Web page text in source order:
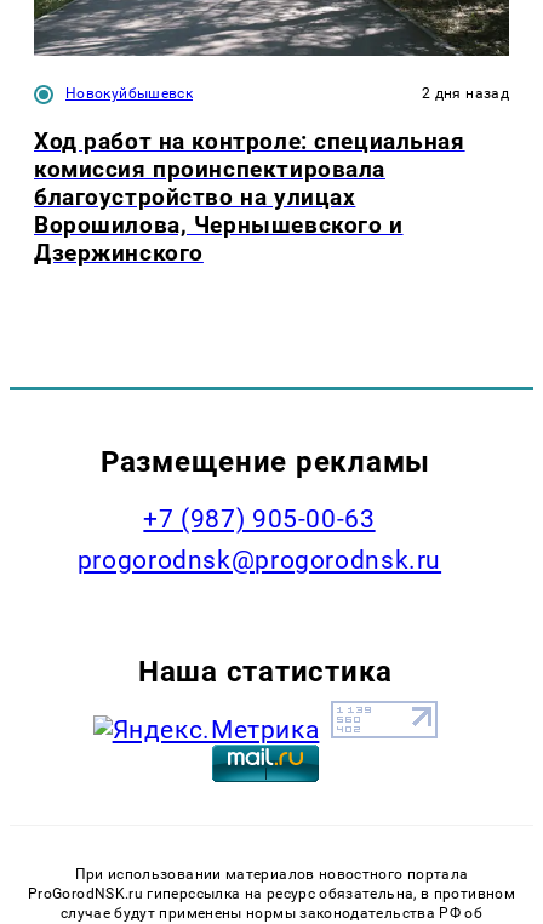
Новокуйбышевск 2 дня назад
Ход работ на контроле: специальная
комиссия проинспектировала
благоустройство на улицах
Ворошилова, Чернышевского и
Дзержинского
Размещение рекламы
+7 (987) 905-00-63
progorodnsk@progorodnsk.ru
Наша статистика
При использовании материалов новостного портала
ProGorodNSK.ru гиперссылка на ресурс обязательна, в противном
случае будут применены нормы законодательства РФ об